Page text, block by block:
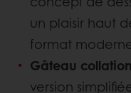
un plaisir haut
format
Gâteau
version